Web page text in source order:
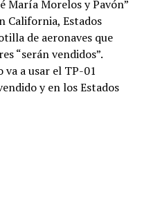
María Morelos y Pavón”
California, Estados
de aeronaves que
“serán vendidos”.
a usar el TP-01
y en los Estados